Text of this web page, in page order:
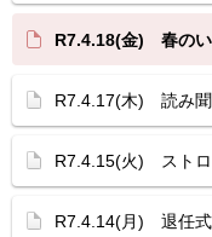
R7.4.18(金) 春の
R7.4.17(木) 読み
R7.4.15(火) ストロ
R7.4.14(月) 退任式